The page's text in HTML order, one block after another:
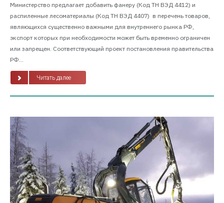
Министерство предлагает добавить фанеру (Код ТН ВЭД 4412) и
распиленные лесоматериалы (Код ТН ВЭД 4407) в перечень товаров,
являющихся существенно важными для внутреннего рынка РФ,
экспорт которых при необходимости может быть временно ограничен
или запрещен. Соответствующий проект постановления правительства
РФ...
Читать далее